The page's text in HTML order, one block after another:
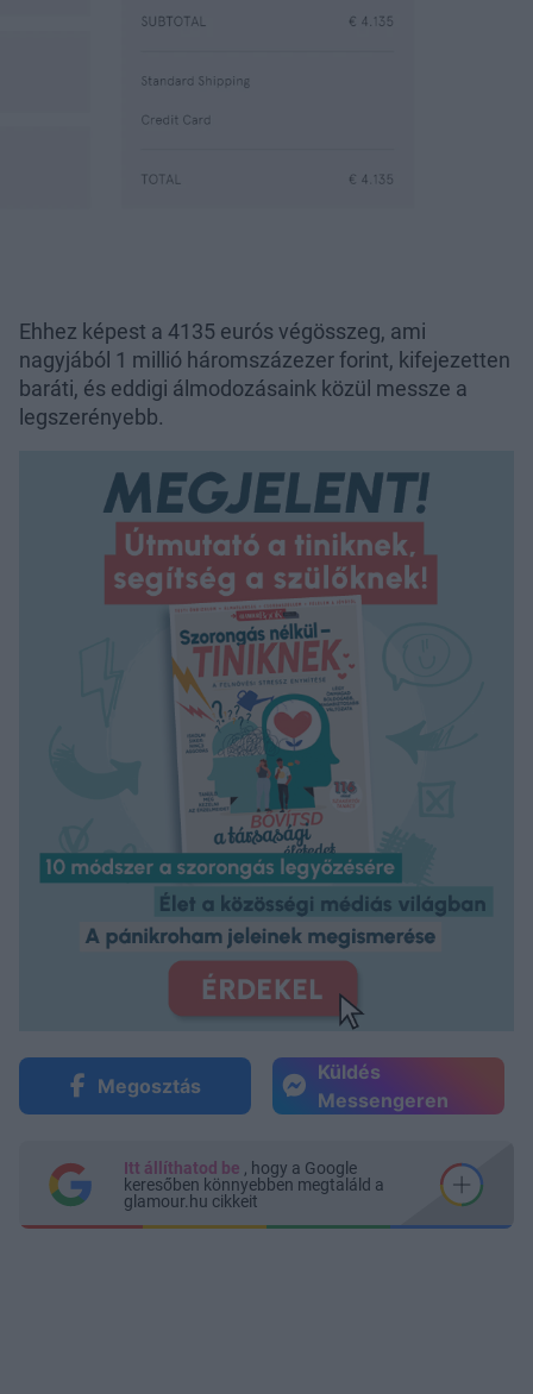
Ehhez képest a 4135 eurós végösszeg, ami
nagyjából 1 millió háromszázezer forint, kifejezetten
baráti, és eddigi álmodozásaink közül messze a
legszerényebb.
Megosztás
Küldés
Messengeren
Itt állíthatod be , hogy a Google
keresőben könnyebben megtaláld a
glamour.hu cikkeit